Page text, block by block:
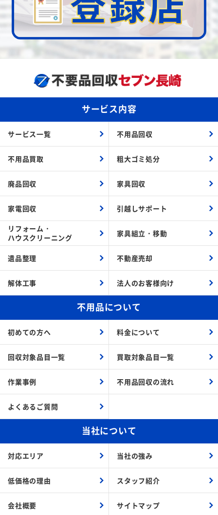
サービス内容
サービス一覧 不用品回収
不用品買取 粗大ゴミ処分
廃品回収 家具回収
家電回収 引越しサポート
リフォーム・
ハウスクリーニング
家具組立・ 移動
遺品整理 不動産売却
解体工事 法人のお客様向け
不用品について
初めての方へ 料金について
回収対象品目一覧 買取対象品目一覧
作業事例 不用品回収の流れ
よくあるご質問
当社について
対応エリア 当社の強み
低価格の理由 スタッフ紹介
会社概要 サイトマップ